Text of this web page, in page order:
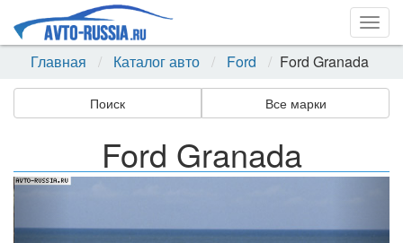
Главная
Каталог авто Ford Ford Granada
Поиск Все марки
Ford Granada
Назад